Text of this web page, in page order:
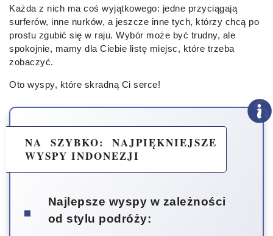
Każda z nich ma coś wyjątkowego: jedne przyciągają
surferów, inne nurków, a jeszcze inne tych, którzy chcą po
prostu zgubić się w raju. Wybór może być trudny, ale
spokojnie, mamy dla Ciebie listę miejsc, które trzeba
zobaczyć.
Oto wyspy, które skradną Ci serce!
NA SZYBKO: NAJPIĘKNIEJSZE
WYSPY INDONEZJI
Najlepsze wyspy w zależności
od stylu podróży: